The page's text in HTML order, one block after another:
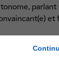
parlant
SI